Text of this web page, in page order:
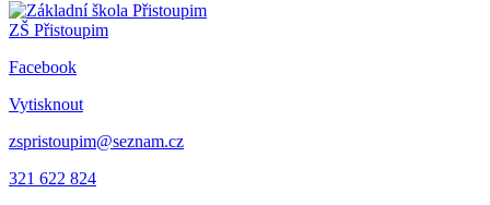
ZŠ Přistoupim
Facebook
Vytisknout
zspristoupim@seznam.cz
321 622 824